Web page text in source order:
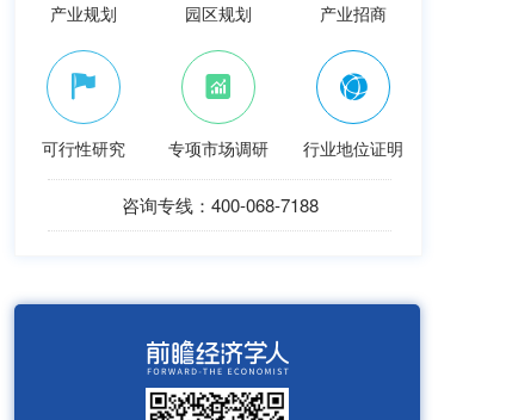
产业规划 园区规划 产业招商
可行性研究 专项市场调研 行业地位证明
咨询专线：400-068-7188